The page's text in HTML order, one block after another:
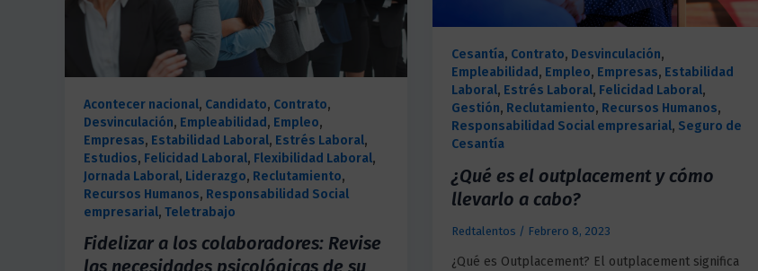
Acontecer nacional, Candidato, Contrato,
Desvinculación, Empleabilidad , Empleo,
Empresas, Estabilidad Laboral, Estrés Laboral,
Estudios, Felicidad Laboral, Flexibilidad Laboral,
Jornada Laboral, Liderazgo, Reclutamiento,
Recursos Humanos, Responsabilidad Social
empresarial, Teletrabajo
Fidelizar a los colaboradores: Revise
las necesidades psicológicas de su
Cesantía, Contrato, Desvinculación,
Empleabilidad , Empleo, Empresas, Estabilidad
Laboral, Estrés Laboral, Felicidad Laboral,
Gestión, Reclutamiento, Recursos Humanos,
Responsabilidad Social empresarial, Seguro de
Cesantía
¿Qué es el outplacement y cómo
llevarlo a cabo?
Redtalentos / Febrero 8, 2023
¿Qué es Outplacement? El outplacement significa